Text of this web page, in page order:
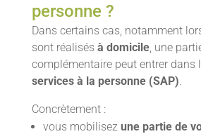
personne ?
Dans certains cas, notamment
sont réalisés à domicile, une
complémentaire peut entrer dans
services à la personne (SAP).
Concrètement :
vous mobilisez une partie de